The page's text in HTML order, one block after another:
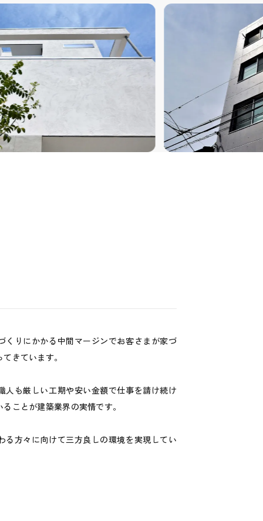
くりにかかる中間マージンでお客さまが家づ
きています。
人も厳しい工期や安い金額で仕事を請け続け
ことが建築業界の実情です。
る方々に向けて三方良しの環境を実現してい